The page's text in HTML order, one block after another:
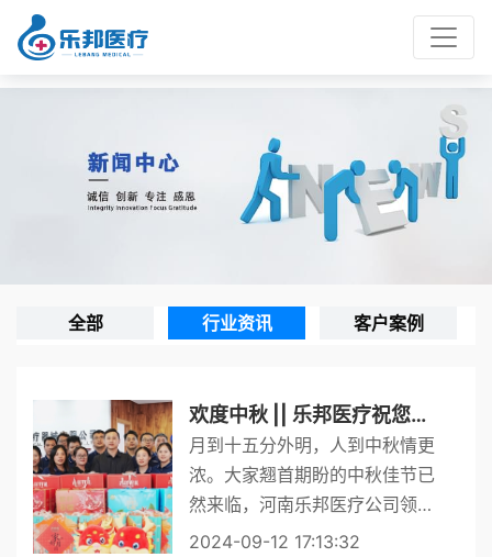
全部 行业资讯 客户案例
欢度中秋 || 乐邦医疗祝您中秋节快乐！
月到十五分外明，人到中秋情更
浓。大家翘首期盼的中秋佳节已
然来临，河南乐邦医疗公司领导
为总部和厂区各部门成员精心准
2024-09-12 17:13:32